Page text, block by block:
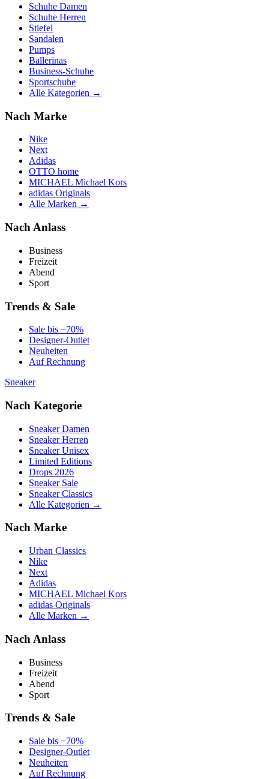
Schuhe Damen
Schuhe Herren
Stiefel
Sandalen
Pumps
Ballerinas
Business-Schuhe
Sportschuhe
Alle Kategorien →
Nach Marke
Nike
Next
Adidas
OTTO home
MICHAEL Michael Kors
adidas Originals
Alle Marken →
Nach Anlass
Business
Freizeit
Abend
Sport
Trends & Sale
Sale bis −70%
Designer-Outlet
Neuheiten
Auf Rechnung
Sneaker
Nach Kategorie
Sneaker Damen
Sneaker Herren
Sneaker Unisex
Limited Editions
Drops 2026
Sneaker Sale
Sneaker Classics
Alle Kategorien →
Nach Marke
Urban Classics
Nike
Next
Adidas
MICHAEL Michael Kors
adidas Originals
Alle Marken →
Nach Anlass
Business
Freizeit
Abend
Sport
Trends & Sale
Sale bis −70%
Designer-Outlet
Neuheiten
Auf Rechnung